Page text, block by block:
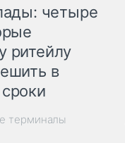
четыре
ритейлу
в
терминалы